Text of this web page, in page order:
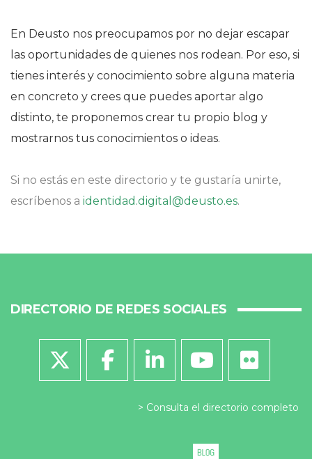
En Deusto nos preocupamos por no dejar escapar
las oportunidades de quienes nos rodean. Por eso, si
tienes interés y conocimiento sobre alguna materia
en concreto y crees que puedes aportar algo
distinto, te proponemos crear tu propio blog y
mostrarnos tus conocimientos o ideas.
Si no estás en este directorio y te gustaría unirte,
escríbenos a identidad.digital@deusto.es.
DIRECTORIO DE REDES SOCIALES
Consulta el directorio completo